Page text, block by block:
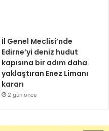
İl Genel Meclisi’nde
Edirne’yi deniz hudut
kapısına bir adım daha
yaklaştıran Enez Limanı
kararı
2 gün önce